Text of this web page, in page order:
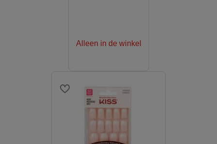
Alleen in de winkel